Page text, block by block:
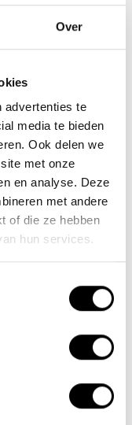
Over
advertenties te
media te bieden
Ook delen we
met onze
en analyse. Deze
met andere
of die ze hebben
hun services.
Nederland